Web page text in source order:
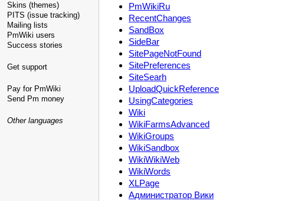
Skins (themes)
PITS (issue tracking)
Mailing lists
PmWiki users
Success stories
Get support
Pay for PmWiki
Send Pm money
Other languages
PmWikiRu
RecentChanges
SandBox
SideBar
SitePageNotFound
SitePreferences
SiteSearh
UploadQuickReference
UsingCategories
Wiki
WikiFarmsAdvanced
WikiGroups
WikiSandbox
WikiWikiWeb
WikiWords
XLPage
Администратор Вики